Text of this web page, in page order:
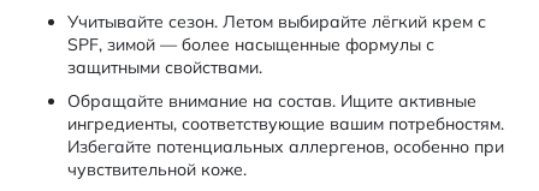
Учитывайте сезон. Летом выбирайте лёгкий крем с
SPF, зимой — более насыщенные формулы с
защитными свойствами.
Обращайте внимание на состав. Ищите активные
ингредиенты, соответствующие вашим потребностям.
Избегайте потенциальных аллергенов, особенно при
чувствительной коже.